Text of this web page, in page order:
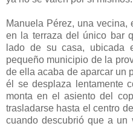
Manuela Pérez, una vecina,
en la terraza del único bar
lado de su casa, ubicada
pequeño municipio de la
de ella acaba de aparcar un
él se desplaza lentamente
monta en el asiento del
trasladarse hasta el centro
cuando descubrió que a un